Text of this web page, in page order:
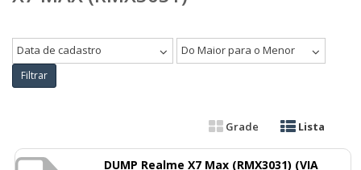
Data de cadastro Do Maior para o Menor
Filtrar
Grade Lista
DUMP Realme X7 Max (RMX3031) (VIA